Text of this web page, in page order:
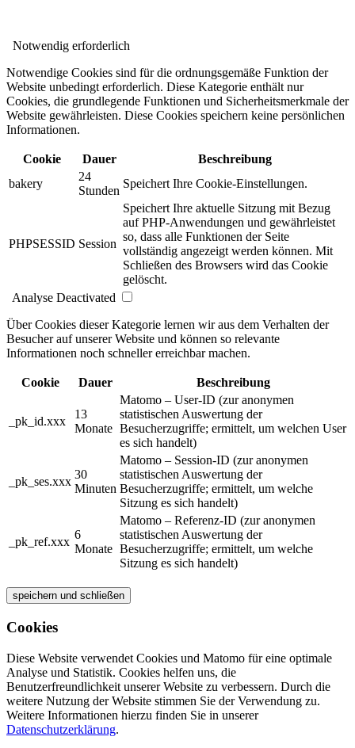
Notwendig erforderlich
Notwendige Cookies sind für die ordnungsgemäße Funktion der
Website unbedingt erforderlich. Diese Kategorie enthält nur
Cookies, die grundlegende Funktionen und Sicherheitsmerkmale der
Website gewährleisten. Diese Cookies speichern keine persönlichen
Informationen.
Cookie Dauer
Beschreibung
bakery
24
Stunden
Speichert Ihre Cookie-Einstellungen.
PHPSESSID Session
Speichert Ihre aktuelle Sitzung mit Bezug
auf PHP-Anwendungen und gewährleistet
so, dass alle Funktionen der Seite
vollständig angezeigt werden können. Mit
Schließen des Browsers wird das Cookie
gelöscht.
Analyse Deactivated
Über Cookies dieser Kategorie lernen wir aus dem Verhalten der
Besucher auf unserer Website und können so relevante
Informationen noch schneller erreichbar machen.
Cookie Dauer Beschreibung
_pk_id.xxx
13
Monate
Matomo – User-ID (zur anonymen
statistischen Auswertung der
Besucherzugriffe; ermittelt, um welchen User
es sich handelt)
_pk_ses.xxx
30
Minuten
Matomo – Session-ID (zur anonymen
statistischen Auswertung der
Besucherzugriffe; ermittelt, um welche
Sitzung es sich handelt)
_pk_ref.xxx
6
Monate
Matomo – Referenz-ID (zur anonymen
statistischen Auswertung der
Besucherzugriffe; ermittelt, um welche
Sitzung es sich handelt)
speichern und schließen
Cookies
Diese Website verwendet Cookies und Matomo für eine optimale
Analyse und Statistik. Cookies helfen uns, die
Benutzerfreundlichkeit unserer Website zu verbessern. Durch die
weitere Nutzung der Website stimmen Sie der Verwendung zu.
Weitere Informationen hierzu finden Sie in unserer
Datenschutzerklärung.